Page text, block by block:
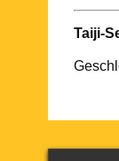
Taiji-